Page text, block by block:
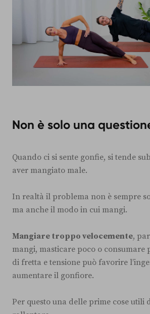
Non è solo una
Quando ci si sente gonfie, si tende
aver mangiato male.
In realtà il problema non è sempre
ma anche il modo in cui mangi.
Mangiare troppo velocemente,
mangi, masticare poco o consumare
di fretta e tensione può favorire
aumentare il gonfiore.
Per questo una delle prime cose utili